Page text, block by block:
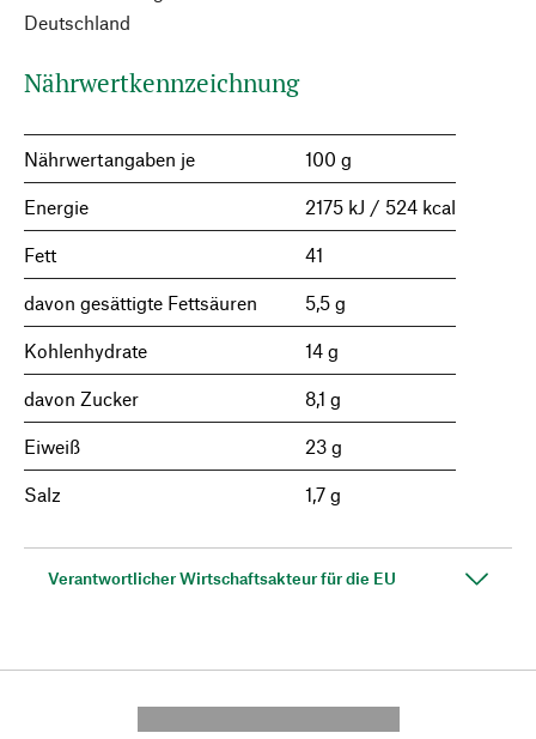
Deutschland
Nährwertkennzeichnung
Nährwertangaben je 100 g
Energie 2175 kJ / 524 kcal
Fett 41
davon gesättigte Fettsäuren 5,5 g
Kohlenhydrate 14 g
davon Zucker 8,1 g
Eiweiß 23 g
Salz 1,7 g
Verantwortlicher Wirtschaftsakteur für die EU